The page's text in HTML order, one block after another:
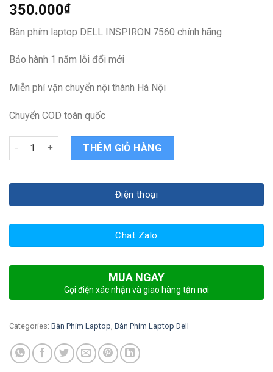
350.000₫
Bàn phím laptop DELL INSPIRON 7560 chính hãng
Bảo hành 1 năm lỗi đổi mới
Miễn phí vận chuyển nội thành Hà Nội
Chuyển COD toàn quốc
Bàn phím laptop Dell Inspiron 7560 quantity
THÊM GIỎ HÀNG
Điện thoại
Chat Zalo
MUA NGAY
Gọi điện xác nhận và giao hàng tận nơi
Categories: Bàn Phím Laptop Bàn Phím Laptop Dell